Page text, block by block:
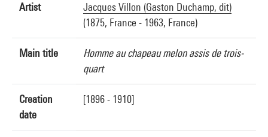
Artist
Jacques Villon (Gaston Duchamp, dit)
(1875, France - 1963, France)
Main title
Homme au chapeau melon assis de trois-
quart
Creation
date
[1896 - 1910]